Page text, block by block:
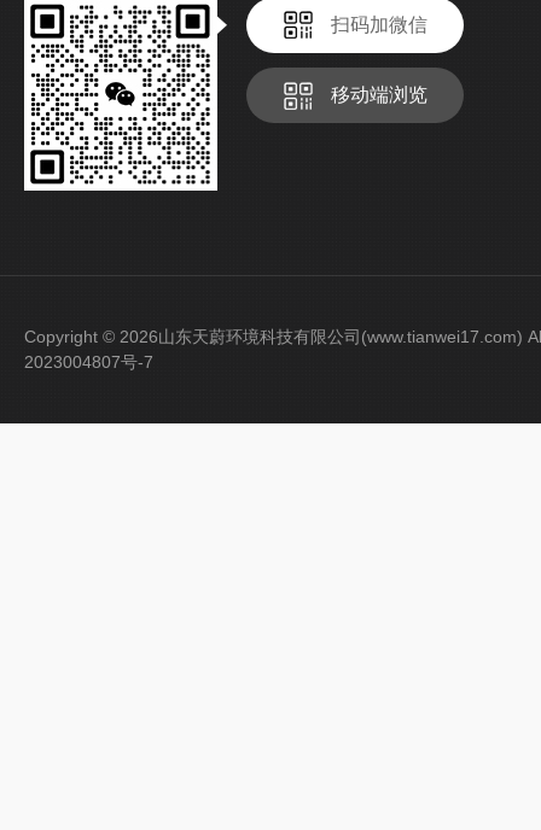
扫码加微信
移动端浏览
Copyright © 2026山东天蔚环境科技有限公司(www.tianwei17.com)
2023004807号-7